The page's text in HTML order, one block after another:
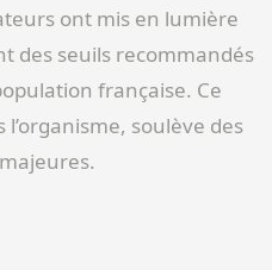
ont mis en lumière
des seuils recommandés
française. Ce
l’organisme, soulève des